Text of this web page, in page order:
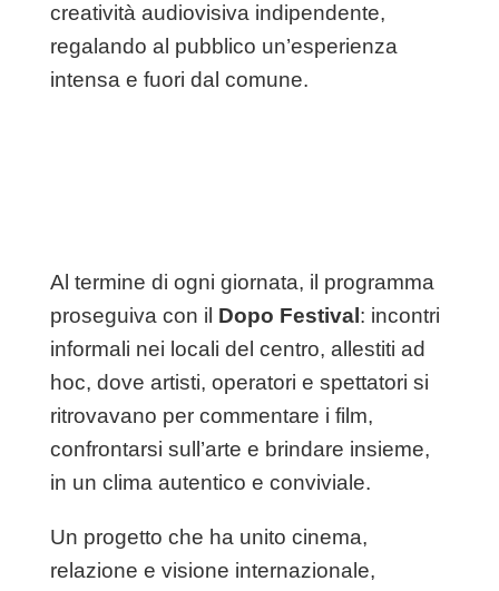
creatività audiovisiva indipendente,
regalando al pubblico un’esperienza
intensa e fuori dal comune.
Al termine di ogni giornata, il programma
proseguiva con il Dopo Festival : incontri
informali nei locali del centro, allestiti ad
hoc, dove artisti, operatori e spettatori si
ritrovavano per commentare i film,
confrontarsi sull’arte e brindare insieme,
in un clima autentico e conviviale.
Un progetto che ha unito cinema,
relazione e visione internazionale,